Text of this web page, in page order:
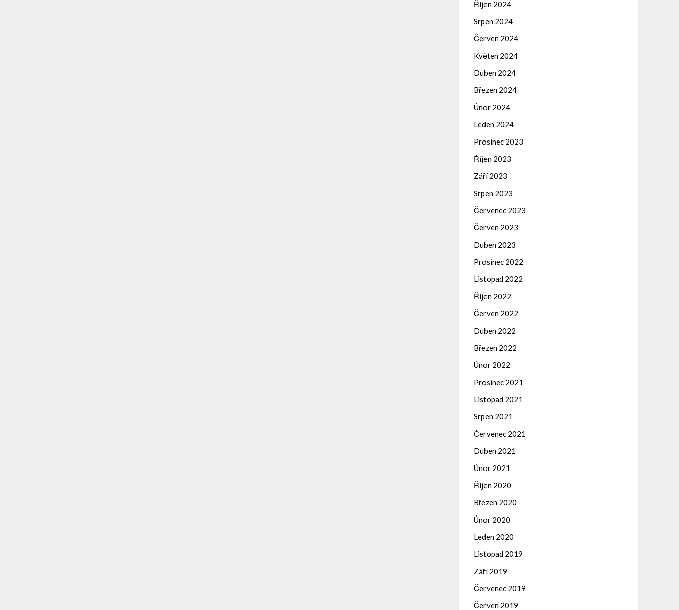
Říjen 2024
Srpen 2024
Červen 2024
Květen 2024
Duben 2024
Březen 2024
Únor 2024
Leden 2024
Prosinec 2023
Říjen 2023
Září 2023
Srpen 2023
Červenec 2023
Červen 2023
Duben 2023
Prosinec 2022
Listopad 2022
Říjen 2022
Červen 2022
Duben 2022
Březen 2022
Únor 2022
Prosinec 2021
Listopad 2021
Srpen 2021
Červenec 2021
Duben 2021
Únor 2021
Říjen 2020
Březen 2020
Únor 2020
Leden 2020
Listopad 2019
Září 2019
Červenec 2019
Červen 2019